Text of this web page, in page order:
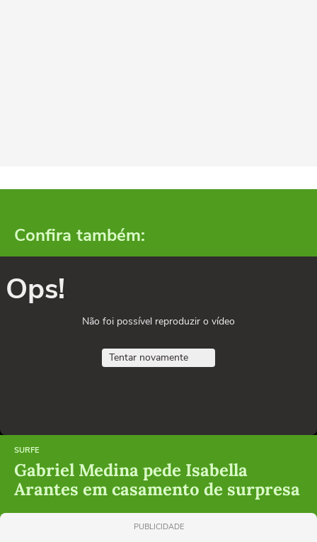
Confira também:
Ops!
Não foi possível reproduzir o vídeo
Tentar novamente
SURFE
Gabriel Medina pede Isabella
Arantes em casamento de surpresa
PUBLICIDADE